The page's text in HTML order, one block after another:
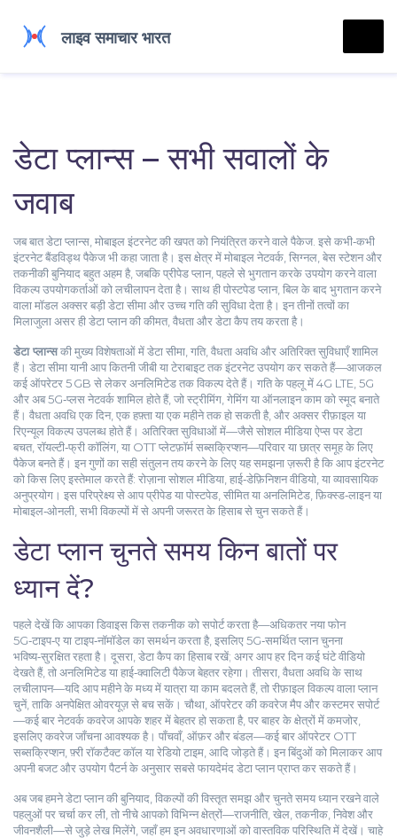
डेटा प्लान्स – सभी सवालों के
जवाब
जब बातडेटा प्लान्स मोबाइल इंटरनेट की खपत को नियंत्रित करने वाले पैकेज. इसे कभी‑कभी
इंटरनेट बैंडविड्थ पैकेजभी कहा जाता है। इस क्षेत्र मेंमोबाइल नेटवर्क सिग्नल, बेस स्टेशन और
तकनीकी बुनियादबहुत अहम है, जबकिप्रीपेड प्लान, पहले से भुगतान करके उपयोग करने वाला
विकल्पउपयोगकर्ताओं को लचीलापन देता है। साथ हीपोस्टपेड प्लान, बिल के बाद भुगतान करने
वाला मॉडलअक्सर बड़ी डेटा सीमा और उच्च गति की सुविधा देता है। इन तीनों तत्वों का
मिलाजुला असर ही डेटा प्लान की कीमत, वैधता और डेटा कैप तय करता है।
डेटा प्लान्सकी मुख्य विशेषताओं में डेटा सीमा, गति, वैधता अवधि और अतिरिक्त सुविधाएँ शामिल
हैं। डेटा सीमा यानी आप कितनी जीबी या टेराबाइट तक इंटरनेट उपयोग कर सकते हैं—आजकल
कई ऑपरेटर 5 GB से लेकर अनलिमिटेड तक विकल्प देते हैं। गति के पहलू में 4G LTE, 5G
और अब 5G‑प्लस नेटवर्क शामिल होते हैं, जो स्ट्रीमिंग, गेमिंग या ऑनलाइन काम को स्मूद बनाते
हैं। वैधता अवधि एक दिन, एक हफ़्ता या एक महीने तक हो सकती है, और अक्सर रीफ़ाइल या
रिएन्यूल विकल्प उपलब्ध होते हैं। अतिरिक्त सुविधाओं में—जैसे सोशल मीडिया ऐप्स पर डेटा
बचत, रॉयल्टी‑फ्री कॉलिंग, या OTT प्लेटफ़ॉर्म सब्सक्रिप्शन—परिवार या छात्र समूह के लिए
पैकेज बनते हैं। इन गुणों का सही संतुलन तय करने के लिए यह समझना ज़रूरी है कि आप इंटरनेट
को किस लिए इस्तेमाल करते हैं: रोज़ाना सोशल मीडिया, हाई‑डेफ़िनिशन वीडियो, या व्यावसायिक
अनुप्रयोग। इस परिप्रेक्ष्य से आप प्रीपेड या पोस्टपेड, सीमित या अनलिमिटेड, फ़िक्स्ड‑लाइन या
मोबाइल‑ओनली, सभी विकल्पों में से अपनी जरूरत के हिसाब से चुन सकते हैं।
डेटा प्लान चुनते समय किन बातों पर
ध्यान दें?
पहले देखें कि आपका डिवाइस किस तकनीक को सपोर्ट करता है—अधिकतर नया फोन
5G‑टाइप‑ए या टाइप‑नॉमॉडेल का समर्थन करता है, इसलिए 5G‑समर्थित प्लान चुनना
भविष्य‑सुरक्षित रहता है। दूसरा, डेटा कैप का हिसाब रखें; अगर आप हर दिन कई घंटे वीडियो
देखते हैं, तो अनलिमिटेड या हाई‑क्वालिटी पैकेज बेहतर रहेगा। तीसरा, वैधता अवधि के साथ
लचीलापन—यदि आप महीने के मध्य में यात्रा या काम बदलते हैं, तो रीफ़ाइल विकल्प वाला प्लान
चुनें, ताकि अनपेक्षित ओवरयूज़ से बच सकें। चौथा, ऑपरेटर की कवरेज मैप और कस्टमर सपोर्ट
—कई बार नेटवर्क कवरेज आपके शहर में बेहतर हो सकता है, पर बाहर के क्षेत्रों में कमजोर,
इसलिए कवरेज जाँचना आवश्यक है। पाँचवाँ, ऑफ़र और बंडल—कई बार ऑपरेटर OTT
सब्सक्रिप्शन, फ़्री रॉकटैक्ट कॉल या रेडियो टाइम, आदि जोड़ते हैं। इन बिंदुओं को मिलाकर आप
अपनी बजट और उपयोग पैटर्न के अनुसार सबसे फायदेमंद डेटा प्लान प्राप्त कर सकते हैं।
अब जब हमने डेटा प्लान की बुनियाद, विकल्पों की विस्तृत समझ और चुनते समय ध्यान रखने वाले
पहलुओं पर चर्चा कर ली, तो नीचे आपको विभिन्न क्षेत्रों—राजनीति, खेल, तकनीक, निवेश और
जीवनशैली—से जुड़े लेख मिलेंगे, जहाँ हम इन अवधारणाओं को वास्तविक परिस्थिति में देखें। चाहे